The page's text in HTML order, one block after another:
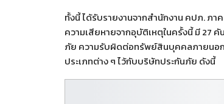
ทั้งนี้ ได้รับรายงานจากสำนักงาน คปภ. ภ
ความเสียหายจากอุบัติเหตุในครั้งนี้ มี 27
ภัย ความรับผิดต่อทรัพย์สินบุคคลภายนอ
ประเภทต่าง ๆ ไว้กับบริษัทประกันภัย ดังนี้